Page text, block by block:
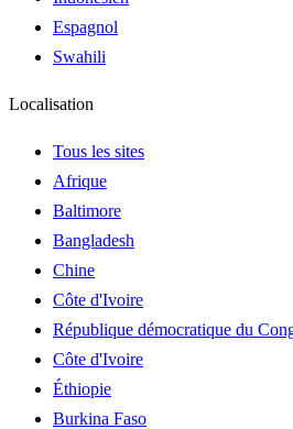
Espagnol
Swahili
Localisation
Tous les sites
Afrique
Baltimore
Bangladesh
Chine
Côte d'Ivoire
République démocratique du
Côte d'Ivoire
Éthiopie
Burkina Faso